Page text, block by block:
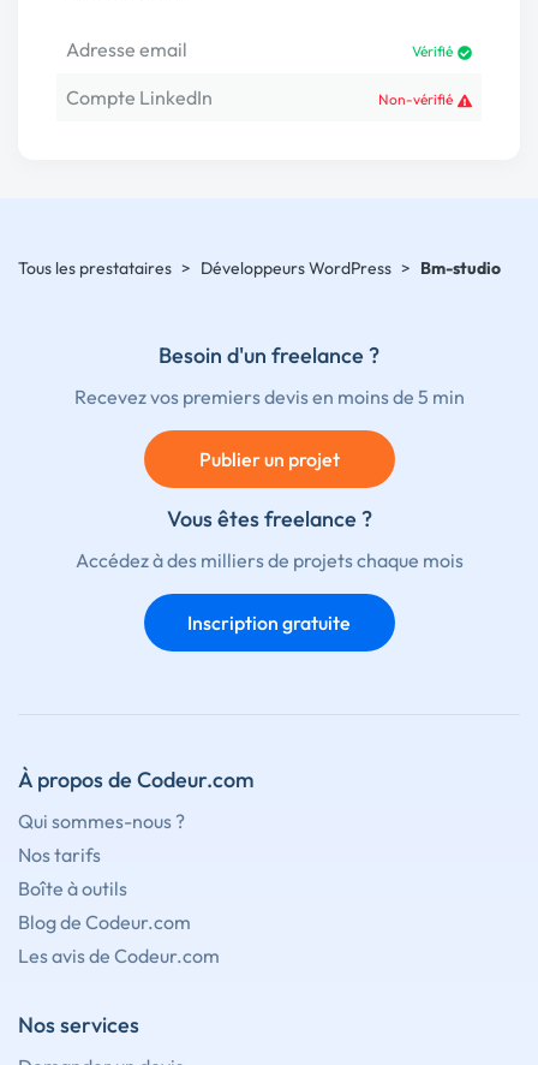
Adresse email Vérifié
Compte LinkedIn Non-vérifié
Tous les prestataires > Développeurs WordPress > Bm-studio
Besoin d'un freelance ?
Recevez vos premiers devis en moins de 5 min
Publier un projet
Vous êtes freelance ?
Accédez à des milliers de projets chaque mois
Inscription gratuite
À propos de Codeur.com
Qui sommes-nous ?
Nos tarifs
Boîte à outils
Blog de Codeur.com
Les avis de Codeur.com
Nos services